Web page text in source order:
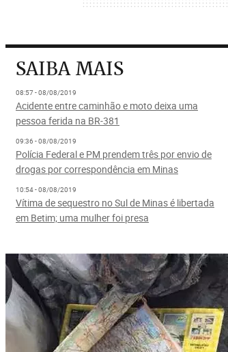
SAIBA MAIS
08:57 - 08/08/2019
Acidente entre caminhão e moto deixa uma
pessoa ferida na BR-381
09:36 - 08/08/2019
Polícia Federal e PM prendem três por envio de
drogas por correspondência em Minas
10:54 - 08/08/2019
Vítima de sequestro no Sul de Minas é libertada
em Betim; uma mulher foi presa